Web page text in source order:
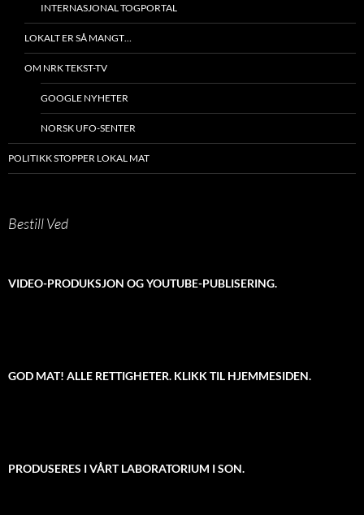
INTERNASJONAL TOGPORTAL
LOKALT ER SÅ MANGT…
OM NRK TEKST-TV
GOOGLE NYHETER
NORSK UFO-SENTER
POLITIKK STOPPER LOKAL MAT
Bestill Ved
VIDEO-PRODUKSJON OG YOUTUBE-PUBLISERING.
GOD MAT! ALLE RETTIGHETER. KLIKK TIL HJEMMESIDEN.
PRODUSERES I VÅRT LABORATORIUM I SON.